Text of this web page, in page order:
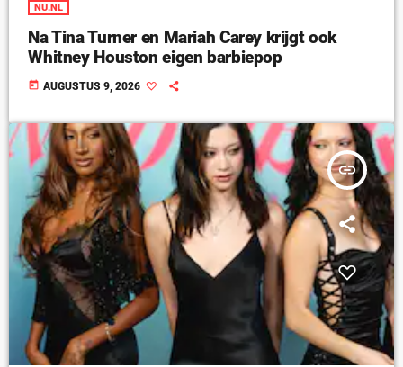
NU.NL
Na Tina Turner en Mariah Carey krijgt ook
Whitney Houston eigen barbiepop
today AUGUSTUS 9, 2026
insert_link